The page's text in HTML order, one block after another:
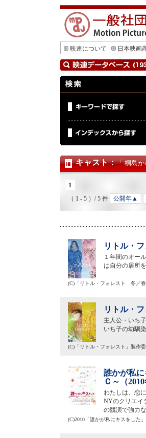
映連について 日本映画
キャスト：「 桐島か
1
（ 1 - 5 ）/ 5 件 公開年▲
リトル・
１年間のオー
は自分の居所
(C)「リトル・フォレスト 冬／
リトル・
主人公・いち
いち子の幼馴
(C)「リトル・フォレスト」製作
誰かが私
Ｃ～（2010
わたしは、恋
NYのクリエイ
の競演で強力
(C)2010「誰かが私にキスをした